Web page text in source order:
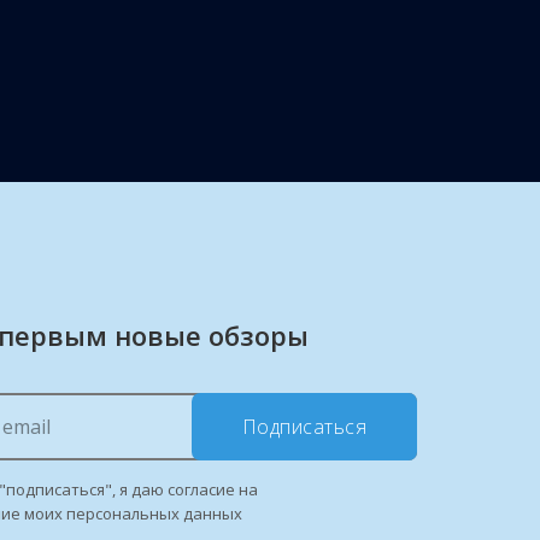
новые обзоры
Подписаться
я даю согласие на
моих персональных данных